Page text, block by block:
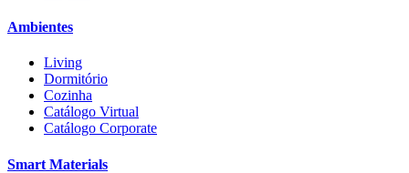
Ambientes
Living
Dormitório
Cozinha
Catálogo Virtual
Catálogo Corporate
Smart Materials